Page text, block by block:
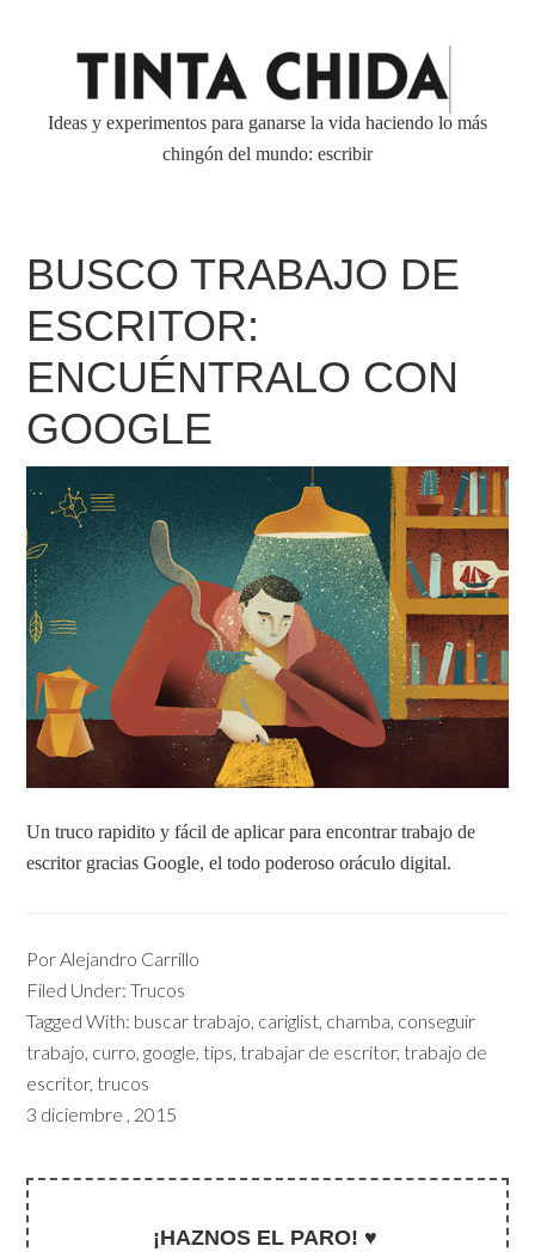
Ideas y experimentos para ganarse la vida haciendo lo más
chingón del mundo: escribir
BUSCO TRABAJO DE
ESCRITOR:
ENCUÉNTRALO CON
GOOGLE
Un truco rapidito y fácil de aplicar para encontrar trabajo de
escritor gracias Google, el todo poderoso oráculo digital.
PorAlejandro Carrillo
Filed Under:Trucos
Tagged With: buscar trabajo, cariglist, chamba, conseguir
trabajo, curro,google, tips, trabajar de escritor, trabajo de
escritor, trucos
3 diciembre , 2015
¡HAZNOS EL PARO! ♥